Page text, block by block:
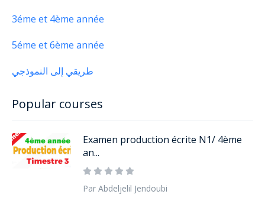
3éme et 4ème année
5éme et 6ème année
طريقي إلى النموذجي
Popular courses
Examen production écrite N1/ 4ème
an...
Par Abdeljelil Jendoubi